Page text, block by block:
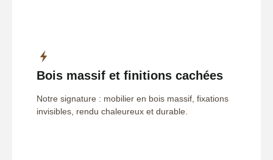
Bois massif et finitions cachées
Notre signature : mobilier en bois massif, fixations
invisibles, rendu chaleureux et durable.